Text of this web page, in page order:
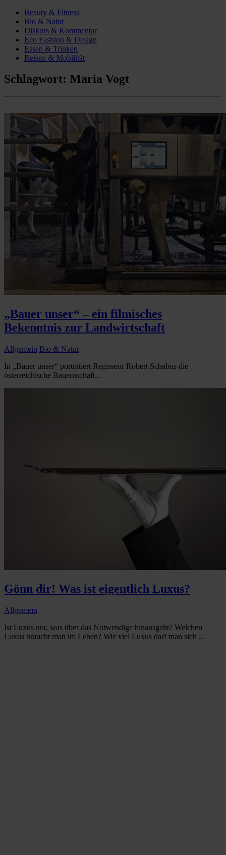
Beauty & Fitness
Bio & Natur
Diskurs & Kommentar
Eco Fashion & Design
Essen & Trinken
Reisen & Mobilität
Schlagwort: Maria Vogt
„Bauer unser“ – ein filmisches
Bekenntnis zur Landwirtschaft
Allgemein Bio & Natur
In „Bauer unser“ porträtiert Regisseur Robert Schabus die
österreichische Bauernschaft...
Gönn dir! Was ist eigentlich Luxus?
Allgemein
Ist Luxus nur, was über das Notwendige hinausgeht? Welchen
Luxus braucht man im Leben? Wie viel Luxus darf man sich ...